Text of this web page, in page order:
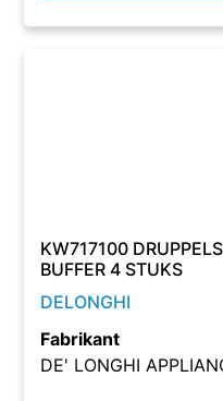
KW717100
BUFFER 4 STUKS
DELONGHI
Fabrikant
DE' LONGHI